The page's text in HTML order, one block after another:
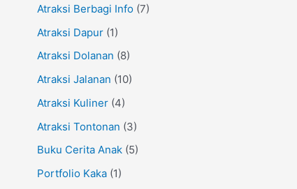
f
o
r
Atraksi Berbagi Info (7)
Atraksi Dapur (1)
Atraksi Dolanan (8)
Atraksi Jalanan (10)
Atraksi Kuliner (4)
Atraksi Tontonan (3)
Buku Cerita Anak (5)
Portfolio Kaka (1)